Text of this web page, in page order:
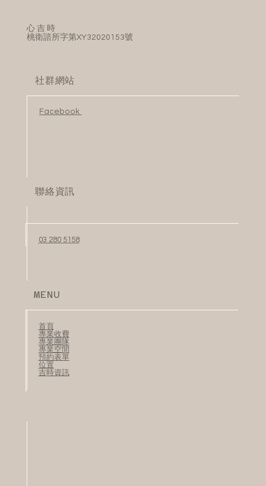
事情時，是否可以多一些不一樣的做法，或是有什麼
方法更能幫助親子關係變得更好。向外界多一些求援
或增加一些資源，在協助跟孩子之間的關係多一些空
有不懂或需要的地方可以尋求外界資源。在此謝謝鄧
老師，謝謝您。鄧宏瑜心理師：謝謝。
​心 吉 時
桃衛諮所字第XY32020153號
社群網站
Facebook
聯絡資訊
03 280 5158
MENU
首頁
專業收費
專業團隊
​專業空間
預約表單
位置
​​吉時資訊